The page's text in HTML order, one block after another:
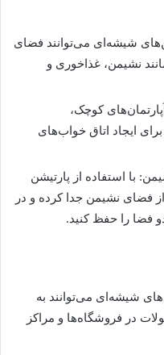
شیشه‌ای می‌توانند فضای
نشیمن، غذاخوری و
کوچک،
ایجاد اتاق خواب‌های
با استفاده از پارتیشن
فضای نشیمن جدا کرده و در
فضا را حفظ کنید.
شیشه‌ای می‌توانند به
در فروشگاه‌ها و مراکز